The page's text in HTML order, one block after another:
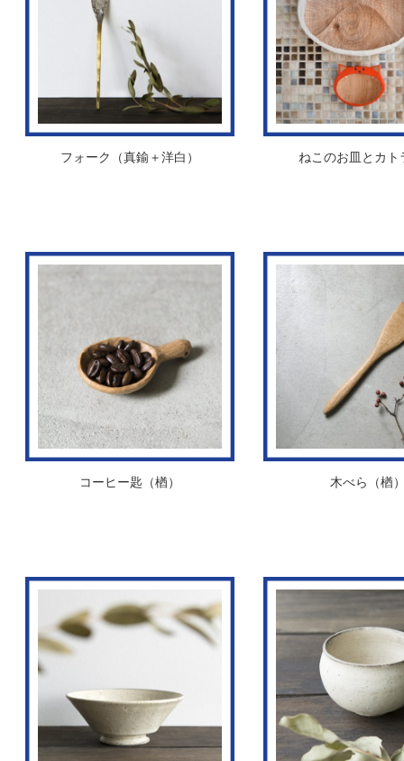
フォーク（真鍮＋洋白） ねこのお皿とカト
コーヒー匙（楢） 木べら（楢